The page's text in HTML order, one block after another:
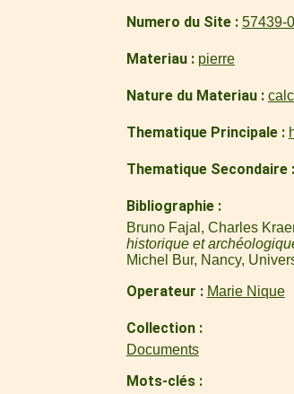
Numero du Site 57439-
Materiau pierre
Nature du Materiau
Thematique Principale
Thematique Secondaire
Bibliographie
Bruno Fajal, Charles
historique et
Michel Bur, Nancy,
Operateur Marie Nique
Collection
Documents
Mots-clés